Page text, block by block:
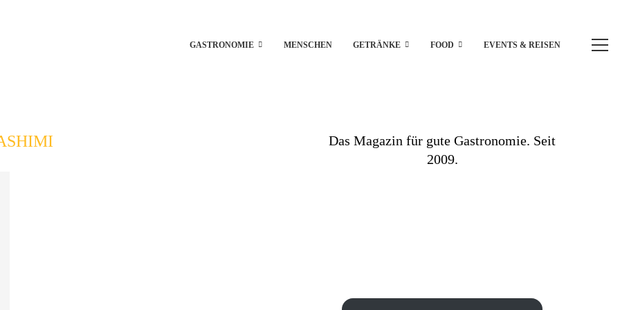
GASTRONOMIE MENSCHEN GETRÄNKE FOOD EVENTS & REISEN
Das Magazin für gute Gastronomie. Seit
2009.